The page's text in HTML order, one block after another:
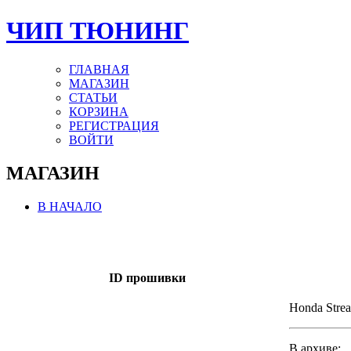
ЧИП ТЮНИНГ
ГЛАВНАЯ
МАГАЗИН
СТАТЬИ
КОРЗИНА
РЕГИСТРАЦИЯ
ВОЙТИ
МАГАЗИН
В НАЧАЛО
ID прошивки
Honda
В архиве: